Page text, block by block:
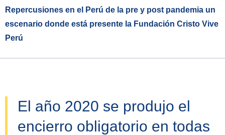
Repercusiones en el Perú de la pre y post pandemia un
escenario donde está presente la Fundación Cristo Vive
Perú
El año 2020 se produjo el
encierro obligatorio en todas